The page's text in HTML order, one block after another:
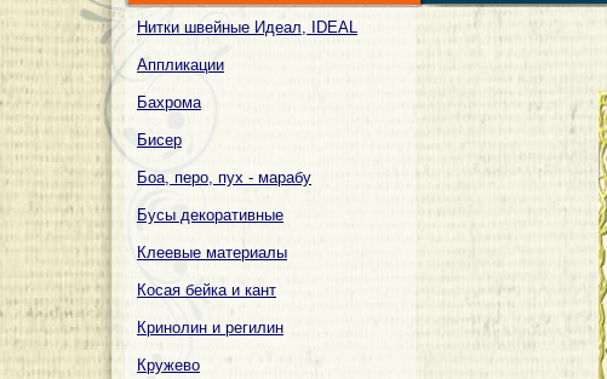
Нитки швейные Идеал, IDEAL
Аппликации
Бахрома
Бисер
Боа, перо, пух - марабу
Бусы декоративные
Клеевые материалы
Косая бейка и кант
Кринолин и регилин
Кружево